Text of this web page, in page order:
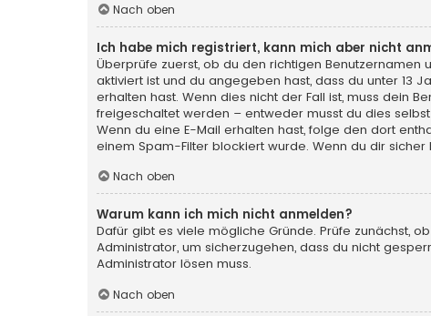
Nach oben
Ich habe mich registriert, kann mich aber nicht
Überprüfe zuerst, ob du den richtigen
aktiviert ist und du angegeben hast, dass du unter 13
erhalten hast. Wenn dies nicht der Fall ist, muss dein
freigeschaltet werden – entweder musst du dies
Wenn du eine E-Mail erhalten hast, folge den dort
einem Spam-Filter blockiert wurde. Wenn du dir
Nach oben
Warum kann ich mich nicht anmelden?
Dafür gibt es viele mögliche Gründe. Prüfe zunächst,
Administrator, um sicherzugehen, dass du nicht
Administrator lösen muss.
Nach oben